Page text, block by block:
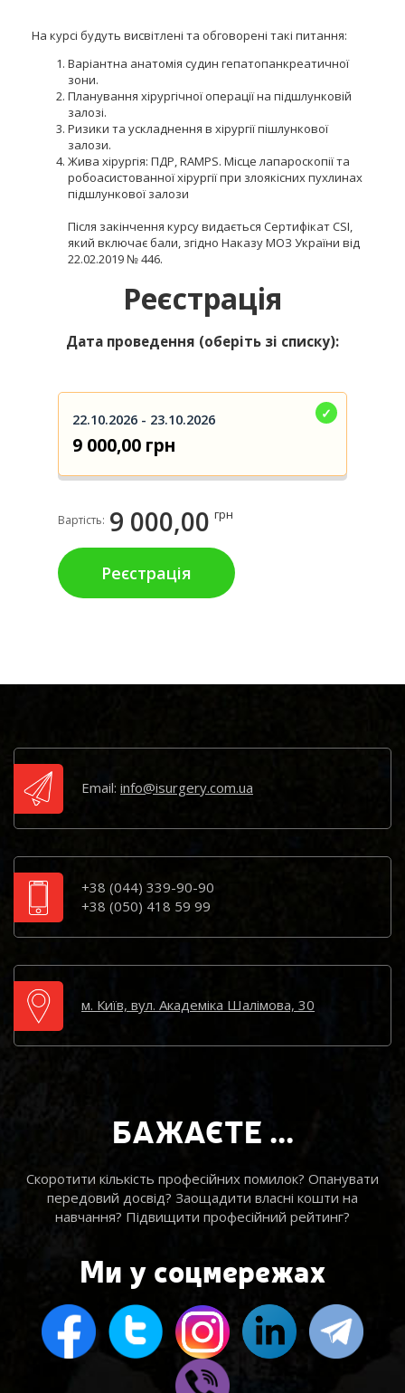
На курсі будуть висвітлені та обговорені такі питання:
Варіантна анатомія судин гепатопанкреатичної
зони.
Планування хірургічної операції на підшлунковій
залозі.
Ризики та ускладнення в хірургії пішлункової
залози.
Жива хірургія: ПДР, RAMPS. Місце лапароскопії та
робоасистованної хірургії при злоякісних пухлинах
підшлункової залози
Після закінчення курсу видається Сертифікат CSI,
який включає бали, згідно Наказу МОЗ України від
22.02.2019 № 446.
Реєстрація
Дата проведення (оберіть зі списку):
22.10.2026 - 23.10.2026
9 000,00 грн
Вартість: 9 000,00 грн
Реєстрація
Email: info@isurgery.com.ua
+38 (044) 339-90-90
+38 (050) 418 59 99
м. Київ, вул. Академіка Шалімова, 30
БАЖАЄТЕ ...
Скоротити кількість професійних помилок? Опанувати
передовий досвід? Заощадити власні кошти на
навчання? Підвищити професійний рейтинг?
Ми у соцмережах